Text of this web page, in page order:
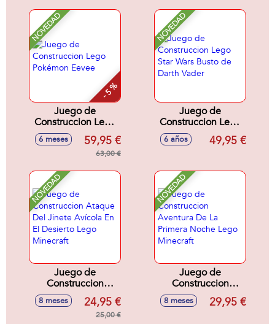
NOVEDAD
- 5 %
Juego de
Construccion Lego
Pokémon Eevee
6 meses 59,95 €
63,00 €
NOVEDAD
Juego de
Construccion Lego
Star Wars Busto de
Darth Vader
6 años 49,95 €
NOVEDAD
Juego de
Construccion
Ataque Del Jinete
Avícola En El
Desierto Lego
8 meses 24,95 €
25,00 €
NOVEDAD
Juego de
Construccion
Aventura De La
Primera Noche
8 meses 29,95 €